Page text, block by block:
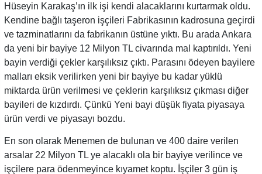
Hüseyin Karakaş’ın ilk işi kendi alacaklarını kurtarmak oldu.
Kendine bağlı taşeron işçileri Fabrikasının kadrosuna geçirdi
ve tazminatlarını da fabrikanın üstüne yıktı. Bu arada Ankara
da yeni bir bayiye 12 Milyon TL civarında mal kaptırıldı. Yeni
bayin verdiği çekler karşılıksız çıktı. Parasını ödeyen bayilere
malları eksik verilirken yeni bir bayiye bu kadar yüklü
miktarda ürün verilmesi ve çeklerin karşılıksız çıkması diğer
bayileri de kızdırdı. Çünkü Yeni bayi düşük fiyata piyasaya
ürün verdi ve piyasayı bozdu.
En son olarak Menemen de bulunan ve 400 daire verilen
arsalar 22 Milyon TL ye alacaklı ola bir bayiye verilince ve
işçilere para ödenmeyince kıyamet koptu. İşçiler 3 gün iş